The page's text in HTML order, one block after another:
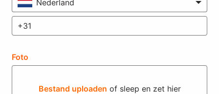
Nederland
Foto
Bestand uploaden of sleep en zet hier